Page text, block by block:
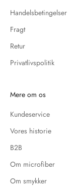
Handelsbetingelser
Fragt
Retur
Privatlivspolitik
Mere om os
Kundeservice
Vores historie
B2B
Om microfiber
Om smykker